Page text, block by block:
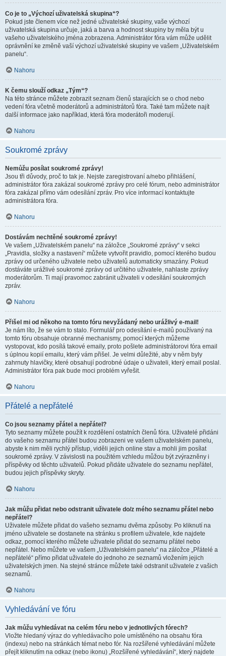
Co je to „Výchozí uživatelská skupina“?
Pokud jste členem více než jedné uživatelské skupiny, vaše výchozí
uživatelská skupina určuje, jaká a barva a hodnost skupiny by měla být u
vašeho uživatelského jména zobrazena. Administrátor fóra vám může udělit
oprávnění ke změně vaší výchozí uživatelské skupiny ve vašem „Uživatelském
panelu“.
Nahoru
K čemu slouží odkaz „Tým“?
Na této stránce můžete zobrazit seznam členů starajících se o chod nebo
vedení fóra včetně moderátorů a administrátorů fóra. Také tam můžete najít
další informace jako například, která fóra moderátoři moderují.
Nahoru
Soukromé zprávy
Nemůžu posílat soukromé zprávy!
Jsou tři důvody, proč to tak je. Nejste zaregistrovaní a/nebo přihlášení,
administrátor fóra zakázal soukromé zprávy pro celé fórum, nebo administrátor
fóra zakázal přímo vám odesílání zpráv. Pro více informací kontaktujte
administrátora fóra.
Nahoru
Dostávám nechtěné soukromé zprávy!
Ve vašem „Uživatelském panelu“ na záložce „Soukromé zprávy“ v sekci
„Pravidla, složky a nastavení“ můžete vytvořit pravidlo, pomocí kterého budou
zprávy od určeného uživatele nebo uživatelů automaticky smazány. Pokud
dostáváte urážlivé soukromé zprávy od určitého uživatele, nahlaste zprávy
moderátorům. Ti mají pravomoc zabránit uživateli v odesílání soukromých
zpráv.
Nahoru
Přišel mi od někoho na tomto fóru nevyžádaný nebo urážlivý e-mail!
Je nám líto, že se vám to stalo. Formulář pro odesílání e-mailů používaný na
tomto fóru obsahuje obranné mechanismy, pomocí kterých můžeme
vystopovat, kdo posílá takové emaily, proto pošlete administrátorovi fóra email
s úplnou kopií emailu, který vám přišel. Je velmi důležité, aby v něm byly
zahrnuty hlavičky, které obsahují podrobné údaje o uživateli, který email poslal.
Administrátor fóra pak bude moci problém vyřešit.
Nahoru
Přátelé a nepřátelé
Co jsou seznamy přátel a nepřátel?
Tyto seznamy můžete použít k rozdělení ostatních členů fóra. Uživatelé přidáni
do vašeho seznamu přátel budou zobrazeni ve vašem uživatelském panelu,
abyste k nim měli rychlý přístup, viděli jejich online stav a mohli jim posílat
soukromé zprávy. V závislosti na použitém vzhledu můžou být zvýrazněny i
příspěvky od těchto uživatelů. Pokud přidáte uživatele do seznamu nepřátel,
budou jejich příspěvky skryty.
Nahoru
Jak můžu přidat nebo odstranit uživatele do/z mého seznamu přátel nebo
nepřátel?
Uživatele můžete přidat do vašeho seznamu dvěma způsoby. Po kliknutí na
jméno uživatele se dostanete na stránku s profilem uživatele, kde najdete
odkaz, pomocí kterého můžete uživatele přidat do seznamu přátel nebo
nepřátel. Nebo můžete ve vašem „Uživatelském panelu“ na záložce „Přátelé a
nepřátelé“ přímo přidat uživatele do jednoho ze seznamů vložením jejich
uživatelských jmen. Na stejné stránce můžete také odstranit uživatele z vašich
seznamů.
Nahoru
Vyhledávání ve fóru
Jak můžu vyhledávat na celém fóru nebo v jednotlivých fórech?
Vložte hledaný výraz do vyhledávacího pole umístěného na obsahu fóra
(indexu) nebo na stránkách témat nebo fór. Na rozšířené vyhledávání můžete
přejít kliknutím na odkaz (nebo ikonu) „Rozšířené vyhledávání“, který najdete